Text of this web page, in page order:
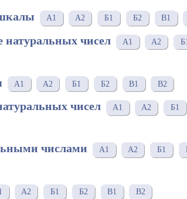
A1 A2 Б1 Б2 В1
чисел А1 А2 Б1
А1 А2 Б1 Б2 В1 В2
чисел A1 A2 Б1
числами А1 А2 Б1
А2 Б1 Б2 В1 В2